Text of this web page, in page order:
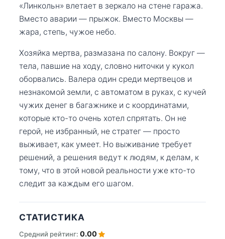
«Линкольн» влетает в зеркало на стене гаража.
Вместо аварии — прыжок. Вместо Москвы —
жара, степь, чужое небо.
Хозяйка мертва, размазана по салону. Вокруг —
тела, павшие на ходу, словно ниточки у кукол
оборвались. Валера один среди мертвецов и
незнакомой земли, с автоматом в руках, с кучей
чужих денег в багажнике и с координатами,
которые кто-то очень хотел спрятать. Он не
герой, не избранный, не стратег — просто
выживает, как умеет. Но выживание требует
решений, а решения ведут к людям, к делам, к
тому, что в этой новой реальности уже кто-то
следит за каждым его шагом.
СТАТИСТИКА
Средний рейтинг: 0.00